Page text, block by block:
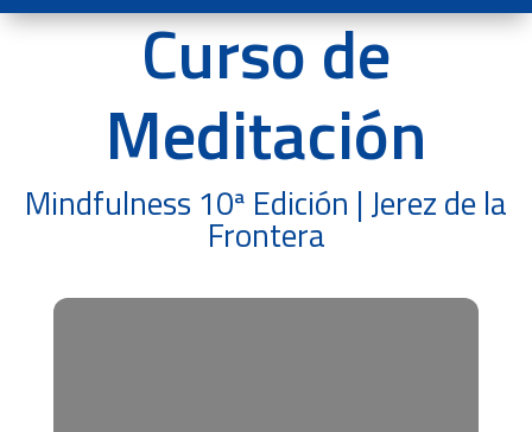
Curso de
Meditación
Mindfulness 10ª Edición | Jerez de la
Frontera